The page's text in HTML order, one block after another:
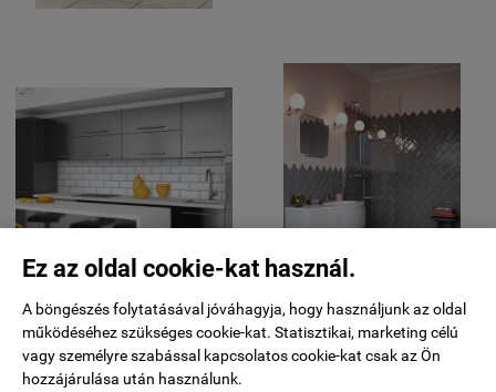
Ez az oldal cookie-kat használ.
A böngészés folytatásával jóváhagyja, hogy használjunk az oldal
működéséhez szükséges cookie-kat. Statisztikai, marketing célú
vagy személyre szabással kapcsolatos cookie-kat csak az Ön
hozzájárulása után használunk.